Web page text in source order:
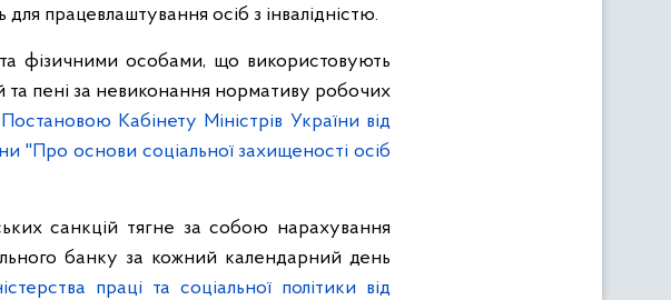
працевлаштування осіб з інвалідністю.
фізичними особами, що використовують
пені за невиконання нормативу робочих
Постановою Кабінету Міністрів України від
"Про основи соціальної захищеності осіб
санкцій тягне за собою нарахування
банку за кожний календарний день
праці та соціальної політики від